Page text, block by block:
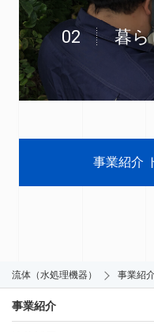
02 暮ら
事業紹介
流体（水処理機器） 事業紹
事業紹介